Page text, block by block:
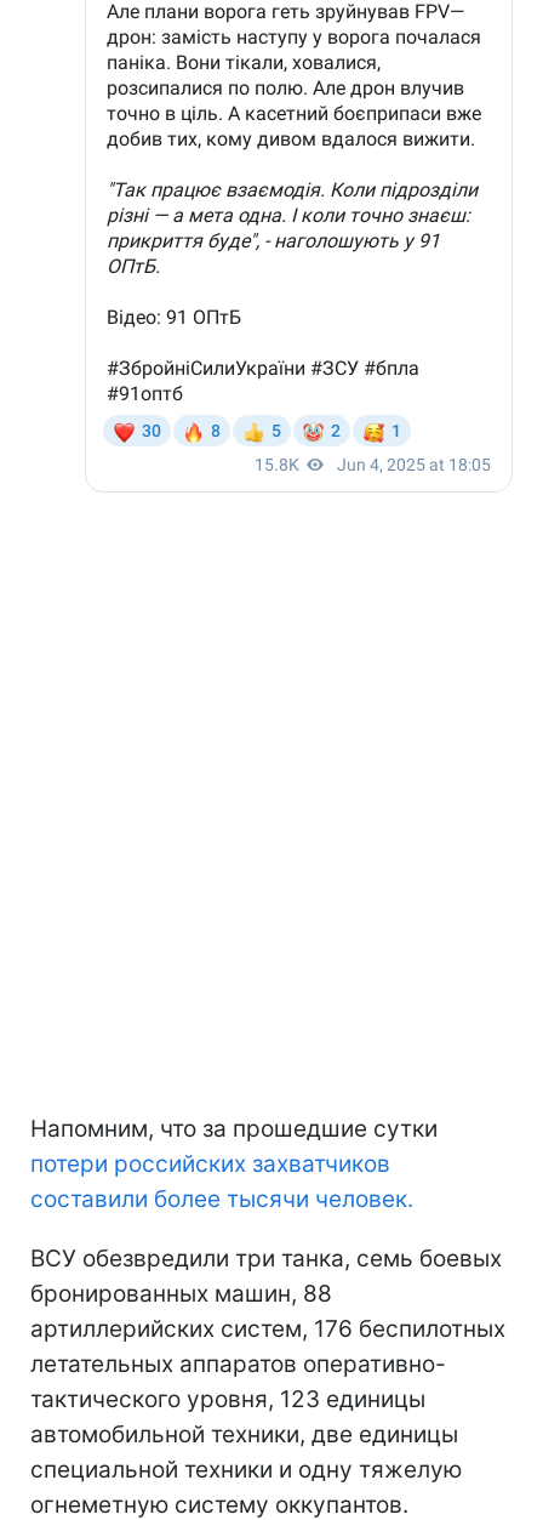
Напомним, что за прошедшие сутки
потери российских захватчиков
составили более тысячи человек.
ВСУ обезвредили три танка, семь боевых
бронированных машин, 88
артиллерийских систем, 176 беспилотных
летательных аппаратов оперативно-
тактического уровня, 123 единицы
автомобильной техники, две единицы
специальной техники и одну тяжелую
огнеметную систему оккупантов.